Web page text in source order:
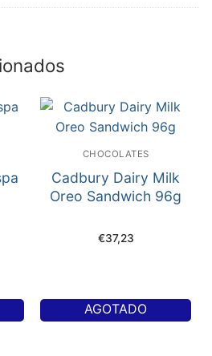
CHOCOLATES
Cadbury Dairy Milk
Oreo Sandwich 96g
€37,23
AGOTADO